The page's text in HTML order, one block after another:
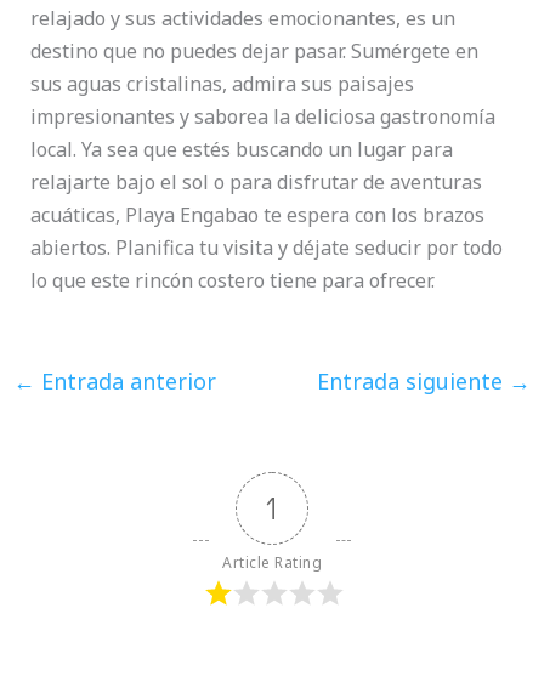
relajado y sus actividades emocionantes, es un
destino que no puedes dejar pasar. Sumérgete en
sus aguas cristalinas, admira sus paisajes
impresionantes y saborea la deliciosa gastronomía
local. Ya sea que estés buscando un lugar para
relajarte bajo el sol o para disfrutar de aventuras
acuáticas, Playa Engabao te espera con los brazos
abiertos. Planifica tu visita y déjate seducir por todo
lo que este rincón costero tiene para ofrecer.
← Entrada anterior Entrada siguiente →
1
Article Rating